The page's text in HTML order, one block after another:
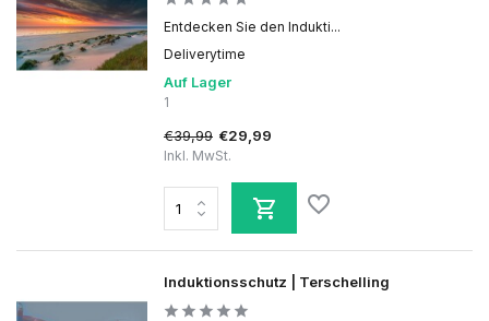
Entdecken Sie den Indukti...
Deliverytime
Auf Lager
1
€39,99 €29,99
Inkl. MwSt.
Induktionsschutz | Terschelling